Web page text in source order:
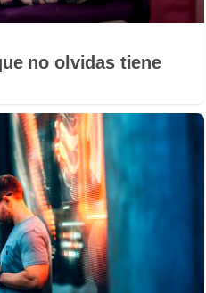
no olvidas tiene